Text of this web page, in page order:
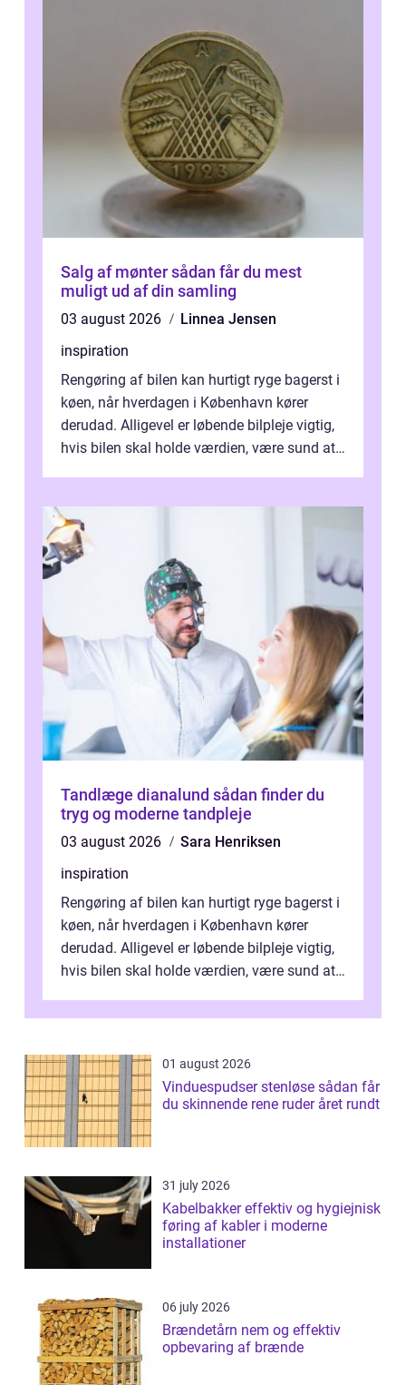
Salg af mønter sådan får du mest
muligt ud af din samling
03 august 2026
Linnea Jensen
inspiration
Rengøring af bilen kan hurtigt ryge bagerst i
køen, når hverdagen i København kører
derudad. Alligevel er løbende bilpleje vigtig,
hvis bilen skal holde værdien, være sund at
Tandlæge dianalund sådan finder du
tryg og moderne tandpleje
03 august 2026
Sara Henriksen
inspiration
Rengøring af bilen kan hurtigt ryge bagerst i
køen, når hverdagen i København kører
derudad. Alligevel er løbende bilpleje vigtig,
hvis bilen skal holde værdien, være sund at
01 august 2026
Vinduespudser stenløse sådan får
du skinnende rene ruder året rundt
31 july 2026
Kabelbakker effektiv og hygiejnisk
føring af kabler i moderne
installationer
06 july 2026
Brændetårn nem og effektiv
opbevaring af brænde